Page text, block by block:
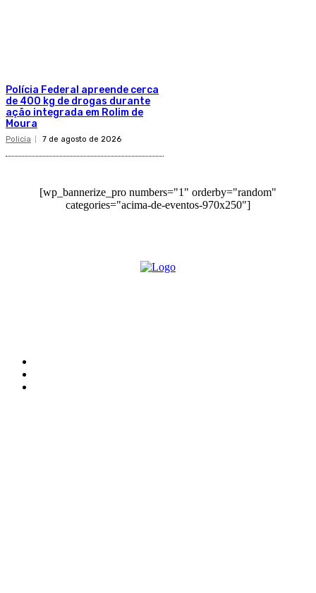
Polícia Federal apreende cerca
de 400 kg de drogas durante
ação integrada em Rolim de
Moura
Policia 7 de agosto de 2026
[wp_bannerize_pro numbers="1" orderby="random"
categories="acima-de-eventos-970x250"]